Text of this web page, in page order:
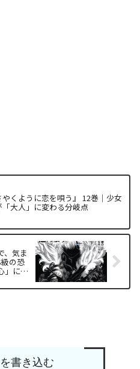
やくように恋を唄う』 12巻｜少女
「大人」に変わる分岐点
、気ま
の恐
」によ
書き込む